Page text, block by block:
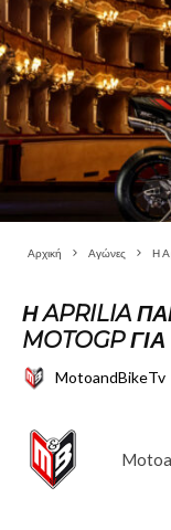
Αρχική Αγώνες Η
Η APRILIA
MOTOGP
MotoandBikeTv